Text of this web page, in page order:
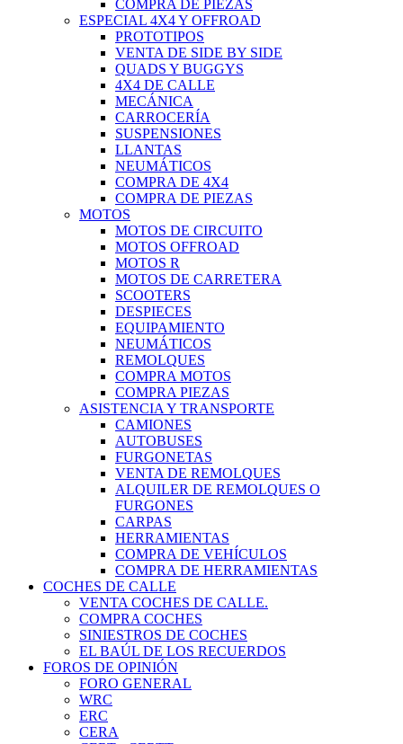
COMPRA DE PIEZAS
ESPECIAL 4X4 Y OFFROAD
PROTOTIPOS
VENTA DE SIDE BY SIDE
QUADS Y BUGGYS
4X4 DE CALLE
MECÁNICA
CARROCERÍA
SUSPENSIONES
LLANTAS
NEUMÁTICOS
COMPRA DE 4X4
COMPRA DE PIEZAS
MOTOS
MOTOS DE CIRCUITO
MOTOS OFFROAD
MOTOS R
MOTOS DE CARRETERA
SCOOTERS
DESPIECES
EQUIPAMIENTO
NEUMÁTICOS
REMOLQUES
COMPRA MOTOS
COMPRA PIEZAS
ASISTENCIA Y TRANSPORTE
CAMIONES
AUTOBUSES
FURGONETAS
VENTA DE REMOLQUES
ALQUILER DE REMOLQUES O
FURGONES
CARPAS
HERRAMIENTAS
COMPRA DE VEHÍCULOS
COMPRA DE HERRAMIENTAS
COCHES DE CALLE
VENTA COCHES DE CALLE.
COMPRA COCHES
SINIESTROS DE COCHES
EL BAÚL DE LOS RECUERDOS
FOROS DE OPINIÓN
FORO GENERAL
WRC
ERC
CERA